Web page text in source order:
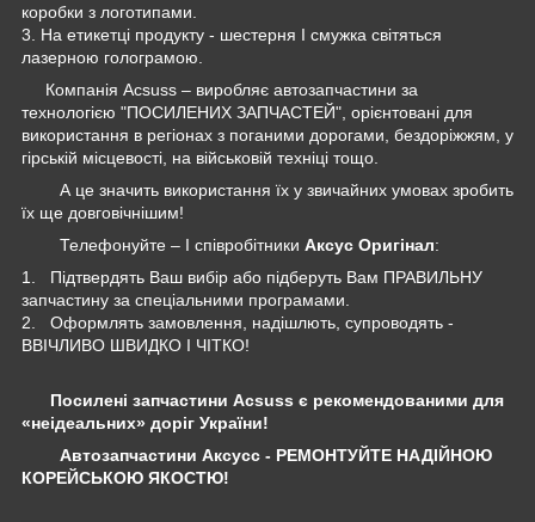
коробки з логотипами.
3. На етикетці продукту - шестерня І смужка світяться
лазерною голограмою.
Компанія Acsuss – виробляє автозапчастини за
технологією "ПОСИЛЕНИХ ЗАПЧАСТЕЙ", орієнтовані для
використання в регіонах з поганими дорогами, бездоріжжям, у
гірській місцевості, на військовій техніці тощо.
А це значить використання їх у звичайних умовах зробить
їх ще довговічнішим!
Телефонуйте – І співробітники Аксус Оригінал:
1. Підтвердять Ваш вибір або підберуть Вам ПРАВИЛЬНУ
запчастину за спеціальними програмами.
2. Оформлять замовлення, надішлють, супроводять -
ВВІЧЛИВО ШВИДКО І ЧІТКО!
Посилені запчастини Acsuss є рекомендованими для
«неідеальних» доріг України!
Автозапчастини Аксусс - РЕМОНТУЙТЕ НАДІЙНОЮ
КОРЕЙСЬКОЮ ЯКОСТЮ!